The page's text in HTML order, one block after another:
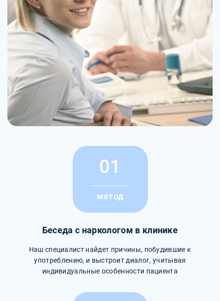
01
метод
Беседа с наркологом в клинике
Наш специалист найдет причины, побудившие к
употреблению, и выстроит диалог, учитывая
индивидуальные особенности пациента